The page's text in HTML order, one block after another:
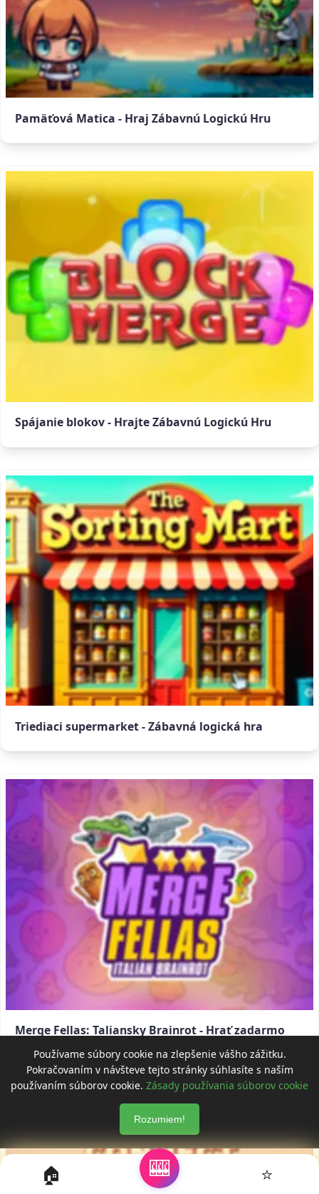
Pamäťová Matica - Hraj Zábavnú Logickú Hru
Spájanie blokov - Hrajte Zábavnú Logickú Hru
Triediaci supermarket - Zábavná logická hra
Merge Fellas: Taliansky Brainrot - Hrať zadarmo
🏠 🎰 ⭐
Používame súbory cookie na zlepšenie vášho zážitku.
Pokračovaním v návšteve tejto stránky súhlasíte s naším
používaním súborov cookie. Zásady používania súborov cookie
Rozumiem!